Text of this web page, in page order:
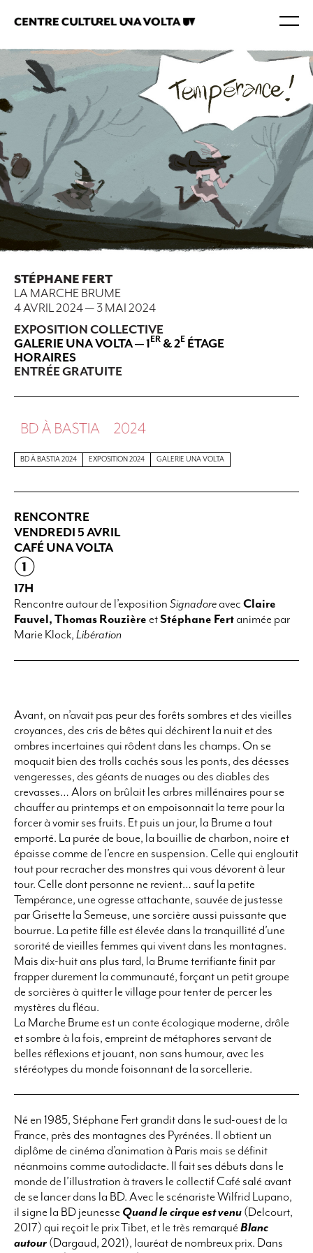
STÉPHANE FERT
LA MARCHE BRUME
4 AVRIL 2024— 3 MAI 2024
EXPOSITION COLLECTIVE
GALERIE UNA VOLTA — 1ER & 2E ÉTAGE
HORAIRES
ENTRÉE GRATUITE
BD À BASTIA 2024 EXPOSITION 2024 GALERIE UNA VOLTA
RENCONTRE
VENDREDI 5 AVRIL
CAFÉ UNA VOLTA
17H
Rencontre autour de l’exposition Signadore avec Claire
Fauvel, Thomas Rouzière etStéphane Fert animée par
Marie Klock, Libération
Avant, on n’avait pas peur des forêts sombres et des vieilles
croyances, des cris de bêtes qui déchirent la nuit et des
ombres incertaines qui rôdent dans les champs. On se
moquait bien des trolls cachés sous les ponts, des déesses
vengeresses, des géants de nuages ou des diables des
crevasses… Alors on brûlait les arbres millénaires pour se
chauffer au printemps et on empoisonnait la terre pour la
forcer à vomir ses fruits. Et puis un jour, la Brume a tout
emporté. La purée de boue, la bouillie de charbon, noire et
épaisse comme de l’encre en suspension. Celle qui engloutit
tout pour recracher des monstres qui vous dévorent à leur
tour. Celle dont personne ne revient… sauf la petite
Tempérance, une ogresse attachante, sauvée de justesse
par Grisette la Semeuse, une sorcière aussi puissante que
bourrue. La petite fille est élevée dans la tranquillité d’une
sororité de vieilles femmes qui vivent dans les montagnes.
Mais dix-huit ans plus tard, la Brume terrifiante finit par
frapper durement la communauté, forçant un petit groupe
de sorcières à quitter le village pour tenter de percer les
mystères du fléau.
La Marche Brume est un conte écologique moderne, drôle
et sombre à la fois, empreint de métaphores servant de
belles réflexions et jouant, non sans humour, avec les
stéréotypes du monde foisonnant de la sorcellerie.
Né en 1985, Stéphane Fert grandit dans le sud-ouest de la
France, près des montagnes des Pyrénées. Il obtient un
diplôme de cinéma d’animation à Paris mais se définit
néanmoins comme autodidacte. Il fait ses débuts dans le
monde de l’illustration à travers le collectif Café salé avant
de se lancer dans la BD. Avec le scénariste Wilfrid Lupano,
il signe la BD jeunesse Quand le cirque est venu (Delcourt,
2017) qui reçoit le prix Tibet, et le très remarqué Blanc
autour (Dargaud, 2021), lauréat de nombreux prix. Dans